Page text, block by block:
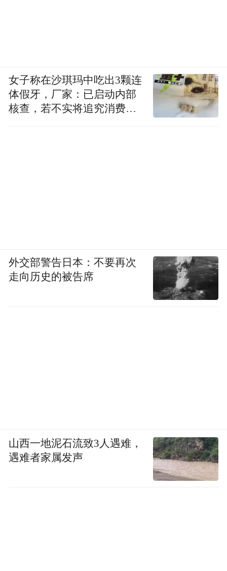
女子称在沙琪玛中吃出3颗连
体假牙，厂家：已启动内部
核查，若不实将追究消费者
外交部警告日本：不要再次
走向历史的被告席
山西一地泥石流致3人遇难，
遇难者家属发声